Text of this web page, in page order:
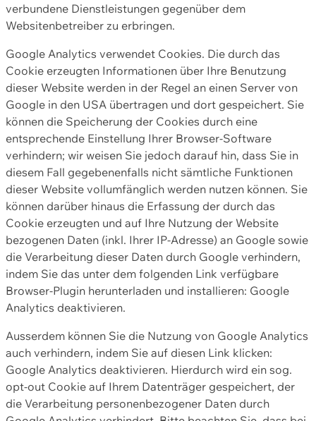
verbundene Dienstleistungen gegenüber dem
Websitenbetreiber zu erbringen.
Google Analytics verwendet Cookies. Die durch das
Cookie erzeugten Informationen über Ihre Benutzung
dieser Website werden in der Regel an einen Server von
Google in den USA übertragen und dort gespeichert. Sie
können die Speicherung der Cookies durch eine
entsprechende Einstellung Ihrer Browser-Software
verhindern; wir weisen Sie jedoch darauf hin, dass Sie in
diesem Fall gegebenenfalls nicht sämtliche Funktionen
dieser Website vollumfänglich werden nutzen können. Sie
können darüber hinaus die Erfassung der durch das
Cookie erzeugten und auf Ihre Nutzung der Website
bezogenen Daten (inkl. Ihrer IP-Adresse) an Google sowie
die Verarbeitung dieser Daten durch Google verhindern,
indem Sie das unter dem folgenden Link verfügbare
Browser-Plugin herunterladen und installieren: Google
Analytics deaktivieren.
Ausserdem können Sie die Nutzung von Google Analytics
auch verhindern, indem Sie auf diesen Link klicken:
Google Analytics deaktivieren. Hierdurch wird ein sog.
opt-out Cookie auf Ihrem Datenträger gespeichert, der
die Verarbeitung personenbezogener Daten durch